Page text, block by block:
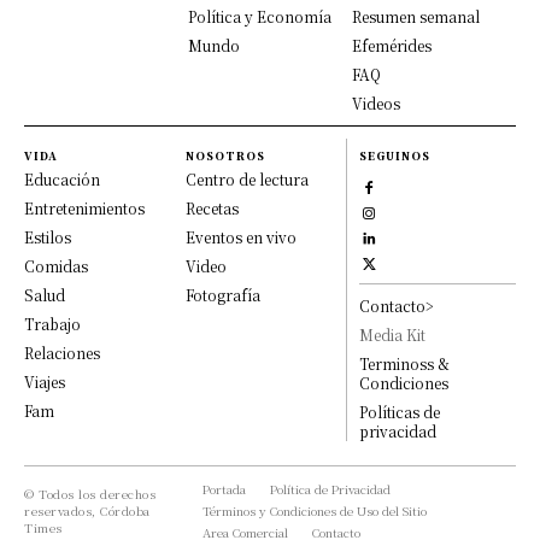
Política y Economía
Mundo
Resumen semanal
Efemérides
FAQ
Videos
VIDA
Educación
Entretenimientos
Estilos
Comidas
Salud
Trabajo
Relaciones
Viajes
Fam
NOSOTROS
Centro de lectura
Recetas
Eventos en vivo
Video
Fotografía
SEGUINOS
Contacto>
Media Kit
Terminoss &
Condiciones
Políticas de
privacidad
© Todos los derechos
reservados, Córdoba
Times
Portada
Política de Privacidad
Términos y Condiciones de Uso del Sitio
Area Comercial
Contacto